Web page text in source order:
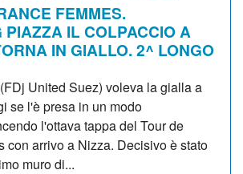
FEMMES.
PIAZZA IL COLPACCIO A
IN GIALLO. 2^ LONGO
United Suez) voleva la gialla a
se l'è presa in un modo
l'ottava tappa del Tour de
con arrivo a Nizza. Decisivo è stato
muro di...